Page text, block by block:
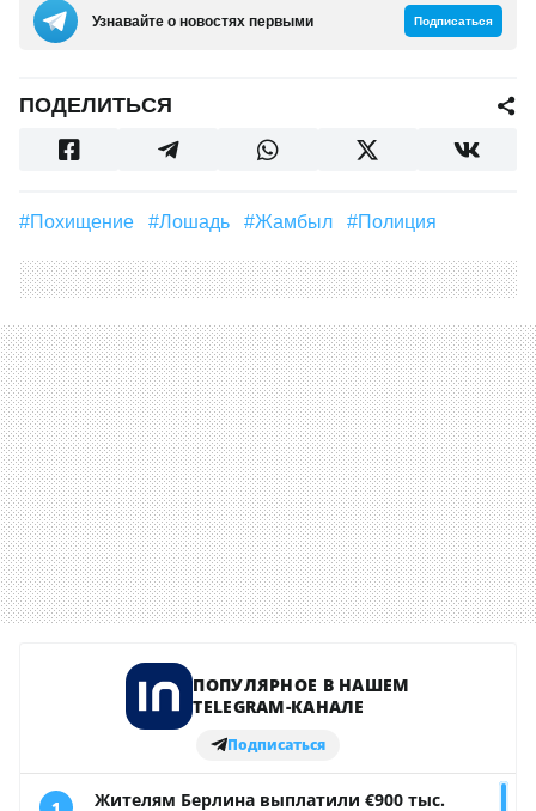
Узнавайте о новостях первыми Подписаться
ПОДЕЛИТЬСЯ
#похищение #Лошадь #Жамбыл #полиция